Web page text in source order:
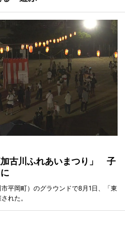
古川ふれあいまつり」 子
平岡町）のグラウンドで8月1日、「東
れた。